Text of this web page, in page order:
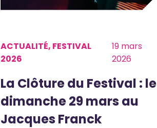
ACTUALITÉ, FESTIVAL
2026
19 mars
2026
La Clôture du Festival : le
dimanche 29 mars au
Jacques Franck